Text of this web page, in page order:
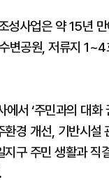
성사업은 약 15년
변공원, 저류지 1~4
서 ‘주민과의 대화
경 개선, 기반시설
구 주민 생활과 직